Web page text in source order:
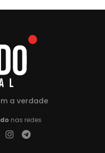
a verdade
nas redes